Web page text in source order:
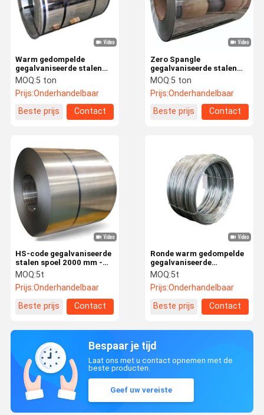
Warm gedompelde
gegalvaniseerde stalen
spoelen G300 G550 Zink
bedekte stalen spoel Z30
Z275g
MOQ:5 ton
Prijs:Onderhandelbaar
Beste prijs
Contact
Zero Spangle
gegalvaniseerde stalen
spoel 4m - 12m
gegalvaniseerde
warmgewalste spoel
MOQ:5 ton
Prijs:Onderhandelbaar
Beste prijs
Contact
HS-code gegalvaniseerde
stalen spoel 2000 mm -
12000 mm
gegalvaniseerde plaat
spoel
MOQ:5t
Prijs:Onderhandelbaar
Beste prijs
Contact
Ronde warm gedompelde
gegalvaniseerde
ijzerdraad BWG 20 21 22
gegalvaniseerde
ijzerbindingsdraad
MOQ:5t
Prijs:Onderhandelbaar
Beste prijs
Contact
Bespaar je tijd
Laat ons met u contact opnemen met de
beste producten.
Geef uw vereiste